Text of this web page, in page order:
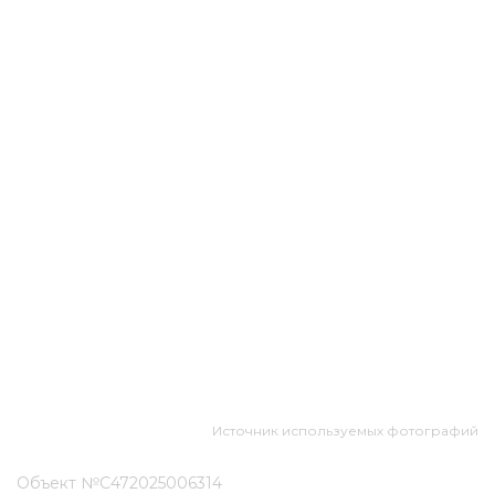
Источник используемых фотографий
Объект №С472025006314